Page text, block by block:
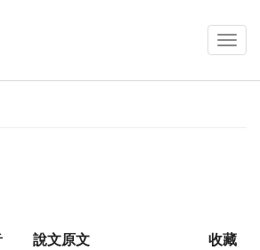
說文原文 收藏